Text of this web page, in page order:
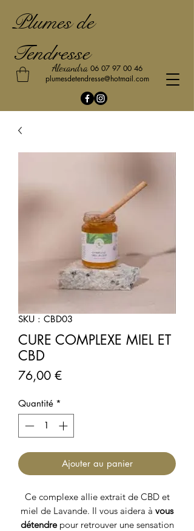
Alexandra 06 07 97 00 46
plumesdetendresse@hotmail.com
Plumes de
Tendresse
SKU : CBD03
CURE COMPLEXE MIEL ET
CBD
76,00 €Prix
Quantité *
Ajouter au panier
Ce complexe allie extrait de CBD et
miel de Lavande. Il vous aidera à vous
détendrepour retrouver une sensation